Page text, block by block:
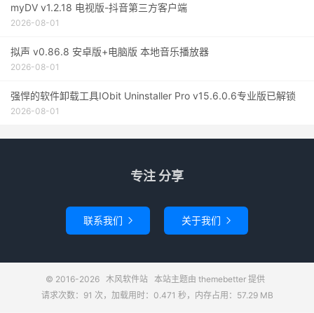
myDV v1.2.18 电视版-抖音第三方客户端
2026-08-01
拟声 v0.86.8 安卓版+电脑版 本地音乐播放器
2026-08-01
强悍的软件卸载工具IObit Uninstaller Pro v15.6.0.6专业版已解锁
2026-08-01
专注 分享
联系我们  关于我们 
© 2016-2026 木风软件站本站主题由 themebetter提供
请求次数：91 次，加载用时：0.471 秒，内存占用：57.29 MB